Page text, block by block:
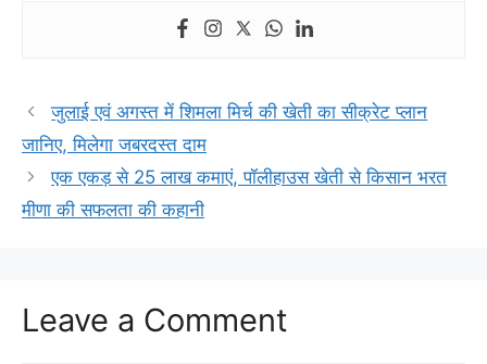
जुलाई एवं अगस्त में शिमला मिर्च की खेती का सीक्रेट प्लान
जानिए, मिलेगा जबरदस्त दाम
एक एकड़ से 25 लाख कमाएं, पॉलीहाउस खेती से किसान भरत
मीणा की सफलता की कहानी
Leave a Comment